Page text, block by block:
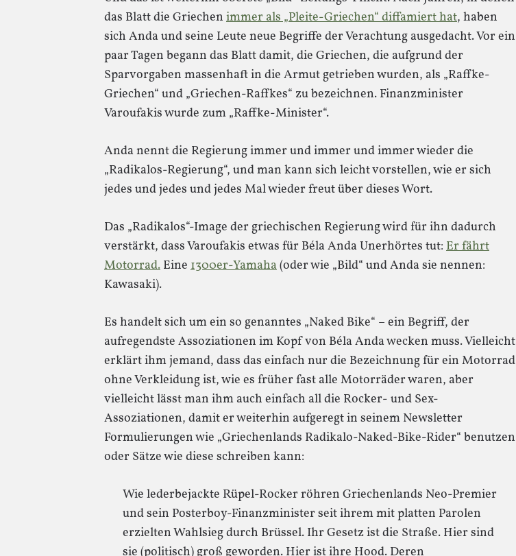
das Blatt die Griechen immer als „Pleite-Griechen“ diffamiert hat, haben
sich Anda und seine Leute neue Begriffe der Verachtung ausgedacht. Vor ein
paar Tagen begann das Blatt damit, die Griechen, die aufgrund der
Sparvorgaben massenhaft in die Armut getrieben wurden, als „Raffke-
Griechen“ und „Griechen-Raffkes“ zu bezeichnen. Finanzminister
Varoufakis wurde zum „Raffke-Minister“.
Anda nennt die Regierung immer und immer und immer wieder die
„Radikalos-Regierung“, und man kann sich leicht vorstellen, wie er sich
jedes und jedes und jedes Mal wieder freut über dieses Wort.
Das „Radikalos“-Image der griechischen Regierung wird für ihn dadurch
verstärkt, dass Varoufakis etwas für Béla Anda Unerhörtes tut: Er fährt
Motorrad. Eine 1300er-Yamaha(oder wie „Bild“ und Anda sie nennen:
Kawasaki).
Es handelt sich um ein so genanntes „Naked Bike“ – ein Begriff, der
aufregendste Assoziationen im Kopf von Béla Anda wecken muss. Vielleicht
erklärt ihm jemand, dass das einfach nur die Bezeichnung für ein Motorrad
ohne Verkleidung ist, wie es früher fast alle Motorräder waren, aber
vielleicht lässt man ihm auch einfach all die Rocker- und Sex-
Assoziationen, damit er weiterhin aufgeregt in seinem Newsletter
Formulierungen wie „Griechenlands Radikalo-Naked-Bike-Rider“ benutzen
oder Sätze wie diese schreiben kann:
Wie lederbejackte Rüpel-Rocker röhren Griechenlands Neo-Premier
und sein Posterboy-Finanzminister seit ihrem mit platten Parolen
erzielten Wahlsieg durch Brüssel. Ihr Gesetz ist die Straße. Hier sind
sie (politisch) groß geworden. Hier ist ihre Hood. Deren